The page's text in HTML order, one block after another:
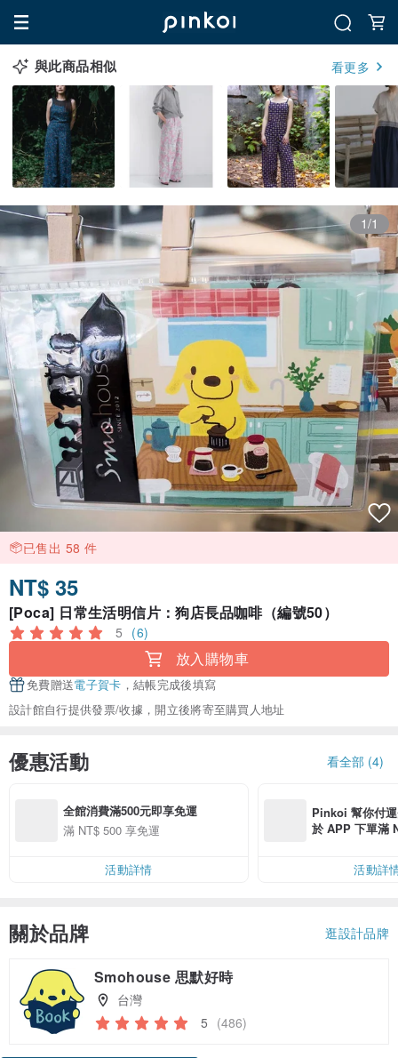
與此商品相似 看更多
1/1
已售出 58 件
NT$ 35
[Poca] 日常生活明信片：狗店長品咖啡（編號50）
5 (6)
放入購物車
免費贈送電子賀卡 ，結帳完成後填寫
設計館自行提供發票/收據，開立後將寄至購買人地址
優惠活動 看全部 (4)
全館消費滿500元即享免運
滿 NT$ 500 享免運
活動詳情
Pinkoi 幫你付
於 APP 下單滿
活動詳
關於品牌 逛設計品牌
Smohouse 思默好時
台灣
5 (486)